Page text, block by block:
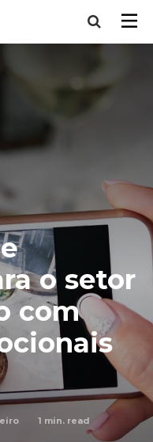
o setor
com
1 min. read